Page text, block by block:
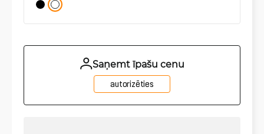
Saņemt īpašu cenu
autorizēties